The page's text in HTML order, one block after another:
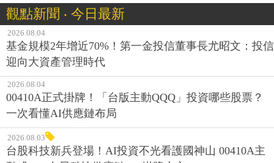
觀點新聞 ‧ 今日最新
2026.08.04
基金規模2年增近70%！第一金投信董事長尤昭文：投信
迎向大資產管理時代
2026.08.04
00410A正式掛牌！「台版主動QQQ」投資哪些股票？
一次看懂AI供應鏈布局
2026.08.03
台股科技新兵登場！AI投資不光看護國神山 00410A主